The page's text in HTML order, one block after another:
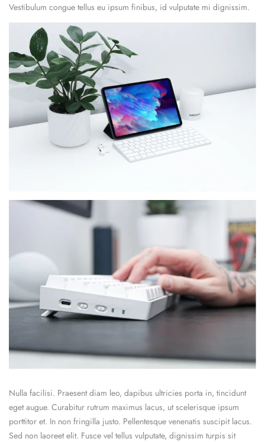
Vestibulum congue tellus eu ipsum finibus, id vulputate mi dignissim.
Nulla facilisi. Praesent diam leo, dapibus ultricies porta in, tincidunt
eget augue. Curabitur rutrum maximus lacus, ut scelerisque ipsum
porttitor et. In non fringilla justo. Pellentesque venenatis suscipit lacus.
Sed non laoreet elit. Fusce vel tellus vulputate, dignissim turpis sit